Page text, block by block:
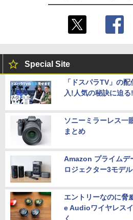
Special Site
「ドスパラTV」の
入!人気の秘訣に迫る
ソニーミラーレス一
まとめ
Amazon プライムデ
ロジェクター3モデ
エントリーなのに
e Audioワイヤレス